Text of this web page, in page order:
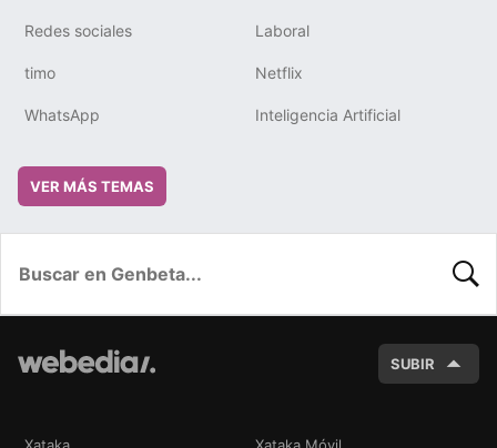
Redes sociales Laboral
timo Netflix
WhatsApp Inteligencia Artificial
VER MÁS TEMAS
SUBIR
Xataka Xataka Móvil